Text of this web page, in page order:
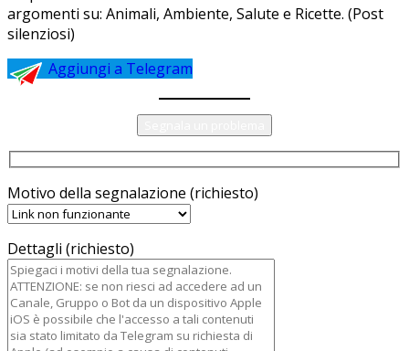
argomenti su: Animali, Ambiente, Salute e Ricette. (Post
silenziosi)
Aggiungi a Telegram
Motivo della segnalazione (richiesto)
Dettagli (richiesto)